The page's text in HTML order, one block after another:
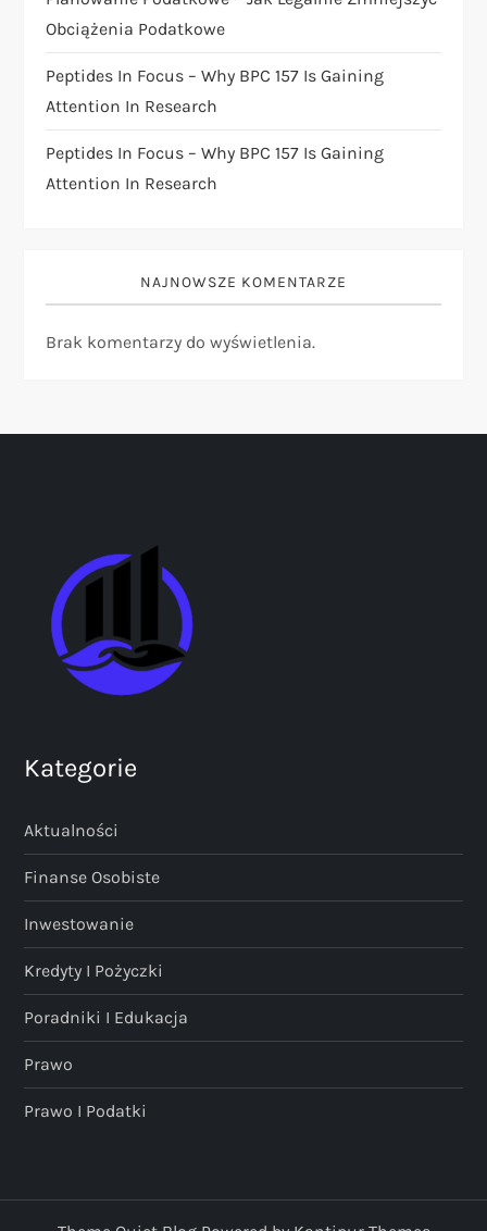
u
Obciążenia Podatkowe
Peptides In Focus – Why BPC 157 Is Gaining
Attention In Research
Peptides In Focus – Why BPC 157 Is Gaining
Attention In Research
NAJNOWSZE KOMENTARZE
Brak komentarzy do wyświetlenia.
Kategorie
Aktualności
Finanse Osobiste
Inwestowanie
Kredyty I Pożyczki
Poradniki I Edukacja
Prawo
Prawo I Podatki